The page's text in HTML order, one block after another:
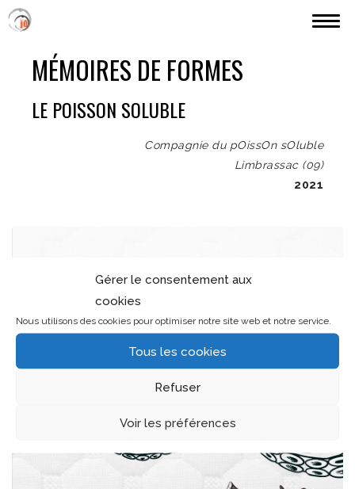
Gérer le consentement aux
cookies
Nous utilisons des cookies pour optimiser notre site web et notre service.
Tous les cookies
Refuser
Voir les préférences
PARCOURS (JÖ)
TARIFS ETC.
CONTACT
MÉMOIRES DE FORMES
LE POISSON SOLUBLE
Compagnie du pOissOn sOluble
Limbrassac (09)
2021